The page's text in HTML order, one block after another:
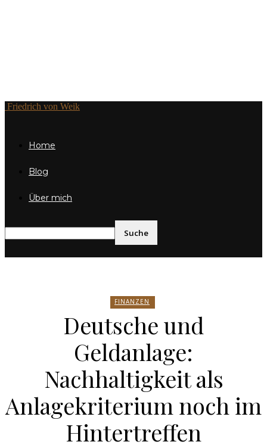
Friedrich von Weik
Home
Blog
Über mich
FINANZEN
Deutsche und
Geldanlage:
Nachhaltigkeit als
Anlagekriterium noch im
Hintertreffen